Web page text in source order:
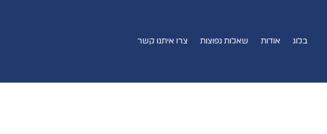
בלוג אודות שאלות נפוצות צרו איתנו קשר